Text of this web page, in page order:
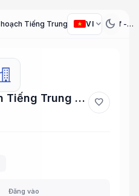
Nhân viên Kế hoạch Tiếng Trung (Planning Staff - Chinese Speaking)
VI expand_more dark_mode
Nhân viên Kế hoạch Tiếng Trung (Planning Staff - Chinese Speaking) favorite
Đăng vào